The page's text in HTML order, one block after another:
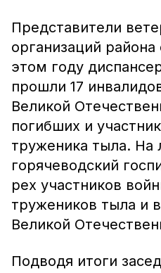
Представители
организаций
этом году
прошли 17
Великой
погибших и
труженика тыла. На
горячеводский
рех участников
тружеников тыла и
Великой
Подводя итоги